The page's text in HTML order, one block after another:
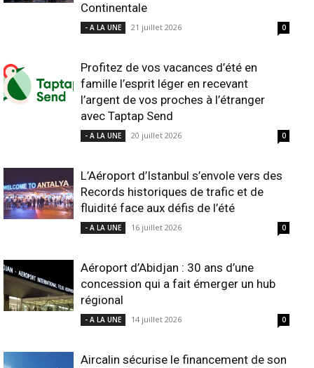
Continentale
- A LA UNE 21 juillet 2026 0
Profitez de vos vacances d’été en
famille l’esprit léger en recevant
l’argent de vos proches à l’étranger
avec Taptap Send
- A LA UNE 20 juillet 2026 0
L’Aéroport d’Istanbul s’envole vers des
Records historiques de trafic et de
fluidité face aux défis de l’été
- A LA UNE 16 juillet 2026 0
Aéroport d’Abidjan : 30 ans d’une
concession qui a fait émerger un hub
régional
- A LA UNE 14 juillet 2026 0
Aircalin sécurise le financement de son